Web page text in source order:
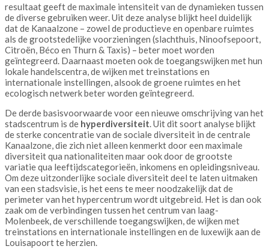
resultaat geeft de maximale intensiteit van de dynamieken tussen
de diverse gebruiken weer. Uit deze analyse blijkt heel duidelijk
dat de Kanaalzone – zowel de productieve en openbare ruimtes
als de grootstedelijke voorzieningen (slachthuis, Ninoofsepoort,
Citroën, Béco en Thurn & Taxis) – beter moet worden
geïntegreerd. Daarnaast moeten ook de toegangswijken met hun
lokale handelscentra, de wijken met treinstations en
internationale instellingen, alsook de groene ruimtes en het
ecologisch netwerk beter worden geïntegreerd.
De derde basisvoorwaarde voor een nieuwe omschrijving van het
stadscentrum is de hyperdiversiteit. Uit dit soort analyse blijkt
de sterke concentratie van de sociale diversiteit in de centrale
Kanaalzone, die zich niet alleen kenmerkt door een maximale
diversiteit qua nationaliteiten maar ook door de grootste
variatie qua leeftijdscategorieën, inkomens en opleidingsniveau.
Om deze uitzonderlijke sociale diversiteit deel te laten uitmaken
van een stadsvisie, is het eens te meer noodzakelijk dat de
perimeter van het hypercentrum wordt uitgebreid. Het is dan ook
zaak om de verbindingen tussen het centrum van laag-
Molenbeek, de verschillende toegangswijken, de wijken met
treinstations en internationale instellingen en de luxewijk aan de
Louisapoort te herzien.